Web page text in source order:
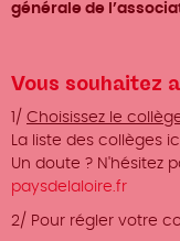
générale de
Vous souhaitez
1/ Choisissez le
La liste des collèges
Un doute ? N'hésitez
paysdelaloire.fr
2/ Pour régler votre